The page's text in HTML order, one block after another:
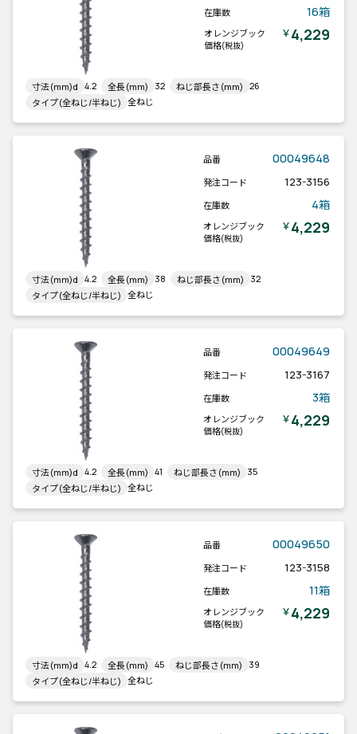
在庫数 16箱
オレンジブック
価格(税抜)
￥4,229
寸法(mm)d 4.2 全長(mm) 32 ねじ部長さ(mm) 26
タイプ(全ねじ/半ねじ) 全ねじ
品番 00049648
発注コード 123-3156
在庫数 4箱
オレンジブック
価格(税抜)
￥4,229
寸法(mm)d 4.2 全長(mm) 38 ねじ部長さ(mm)
32
タイプ(全ねじ/半ねじ) 全ねじ
品番 00049649
発注コード 123-3167
在庫数 3箱
オレンジブック
価格(税抜)
￥4,229
寸法(mm)d 4.2 全長(mm) 41 ねじ部長さ(mm)
35
タイプ(全ねじ/半ねじ) 全ねじ
品番 00049650
発注コード 123-3158
在庫数 11箱
オレンジブック
価格(税抜)
￥4,229
寸法(mm)d 4.2 全長(mm) 45 ねじ部長さ(mm)
39
タイプ(全ねじ/半ねじ) 全ねじ